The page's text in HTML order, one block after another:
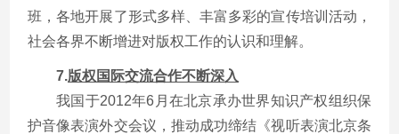
班，各地开展了形式多样、丰富多彩的宣传培训活动，
社会各界不断增进对版权工作的认识和理解。
7.版权国际交流合作不断深入
我国于2012年6月在北京承办世界知识产权组织保
护音像表演外交会议，推动成功缔结《视听表演北京条